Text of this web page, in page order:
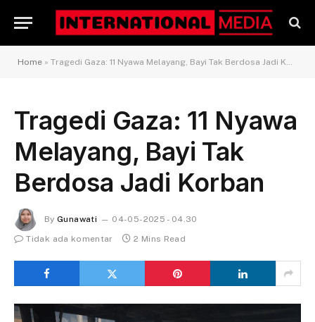
Home » Tragedi Gaza: 11 Nyawa Melayang, Bayi Tak Berdosa Jadi Korban
Tragedi Gaza: 11 Nyawa
Melayang, Bayi Tak
Berdosa Jadi Korban
By Gunawati
04-05-2025 - 04.30
Tidak ada komentar
2 Mins Read